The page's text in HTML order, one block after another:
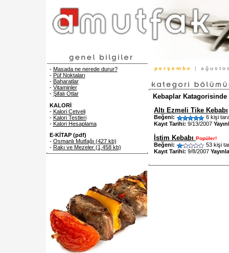
- Masada ne nerede durur?
- Püf Noktaları
- Baharatlar
- Vitaminler
- Şifalı Otlar
KALORİ
- Kalori Cetveli
- Kalori Testleri
- Kalori Hesaplama
E-KİTAP (pdf)
- Osmanlı Mutfağı (427 kb)
- Rakı ve Mezeler (1,458 kb)
p e r ş e m b e | a ğ u s t o
Kebaplar
Altı Ezmeli Tike Kebabı
Beğeni:
6 kişi
Kayıt Tarihi: 9/13/2007
İstim Kebabı Popüler!
Beğeni:
53 kişi
Kayıt Tarihi: 9/8/2007